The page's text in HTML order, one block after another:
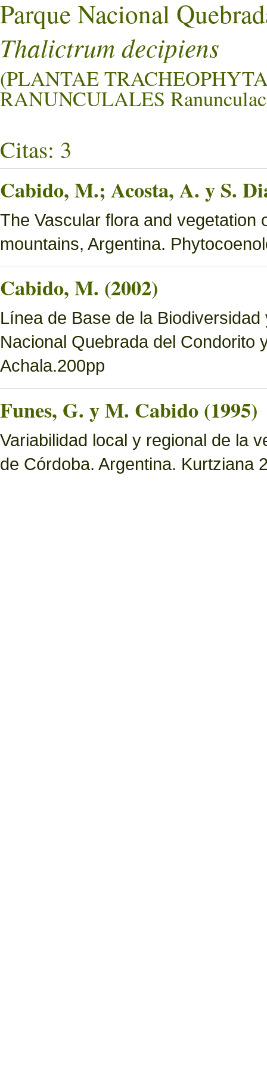
Parque Nacional
Thalictrum decipiens
(PLANTAE
RANUNCULALES
Citas: 3
Cabido, M.; Acosta, A. y S.
The Vascular flora and vegetation
mountains, Argentina.
Cabido, M. (2002)
Línea de Base de la
Nacional Quebrada del Condorito
Achala.200pp
Funes, G. y M. Cabido (1995)
Variabilidad local y regional de la
de Córdoba. Argentina. Kurtziana